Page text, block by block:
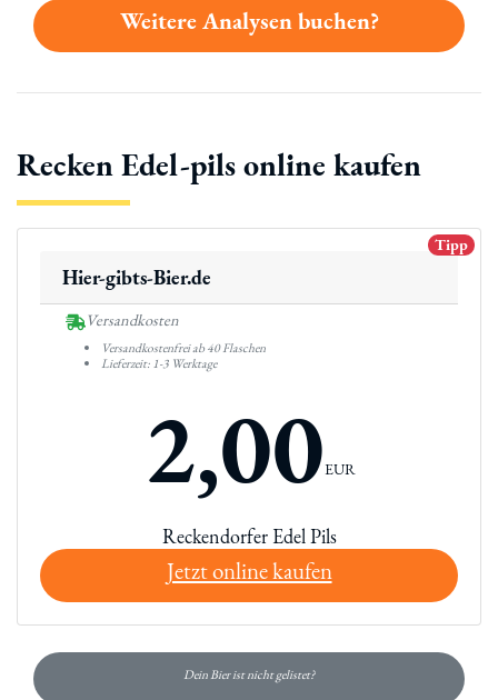
Weitere Analysen buchen?
Recken Edel-pils online kaufen
Hier-gibts-Bier.de
Tipp
Versandkosten
Versandkostenfrei ab 40 Flaschen
Lieferzeit: 1-3 Werktage
2,00EUR
Reckendorfer Edel Pils
Jetzt online kaufen
Dein Bier ist nicht gelistet?